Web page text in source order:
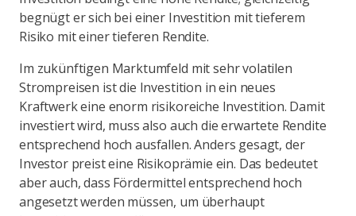
begnügt er sich bei einer Investition mit tieferem
Risiko mit einer tieferen Rendite.
Im zukünftigen Marktumfeld mit sehr volatilen
Strompreisen ist die Investition in ein neues
Kraftwerk eine enorm risikoreiche Investition. Damit
investiert wird, muss also auch die erwartete Rendite
entsprechend hoch ausfallen. Anders gesagt, der
Investor preist eine Risikoprämie ein. Das bedeutet
aber auch, dass Fördermittel entsprechend hoch
angesetzt werden müssen, um überhaupt